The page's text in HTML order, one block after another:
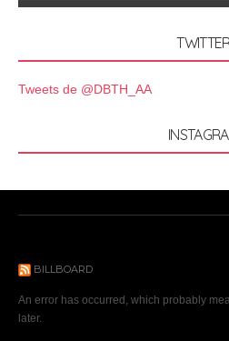
Tweets de @DBTH_AA
BILLBOARD
An error has occurred, which probably
later.